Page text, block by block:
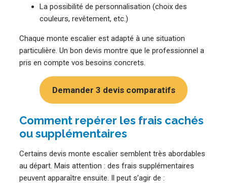
La possibilité de personnalisation (choix des
couleurs, revêtement, etc.)
Chaque monte escalier est adapté à une situation
particulière. Un bon devis montre que le professionnel a
pris en compte vos besoins concrets.
Demander 3 devis comparatifs
Comment repérer les frais cachés
ou supplémentaires
Certains devis monte escalier semblent très abordables
au départ. Mais attention : des frais supplémentaires
peuvent apparaître ensuite. Il peut s’agir de :